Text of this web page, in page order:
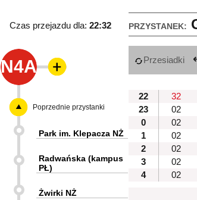
PRZYSTANEK:
Czas przejazdu dla: 22:32
N4A Przesiadki
22
32
23
02
0
02
1
02
2
02
3
02
4
02
Poprzednie przystanki
Park im. Klepacza NŻ
Radwańska (kampus
PŁ)
Żwirki NŻ